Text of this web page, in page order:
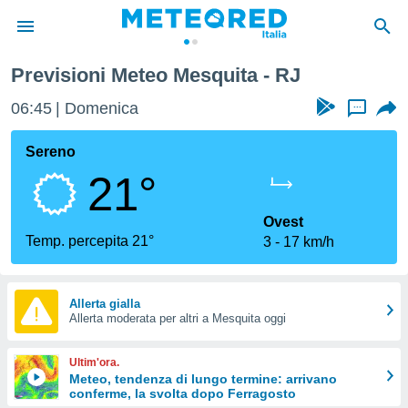
di
per
le
di
Web
le
Previsioni Meteo Mesquita - RJ
06:45 Domenica ...
Sereno
21°
Temp. percepita 21°
Ovest
3
17 km/h
Allerta gialla
Allerta moderata per altri a Mesquita oggi
Ultim'ora.
Meteo, tendenza di lungo termine: arrivano
conferme, la svolta dopo Ferragosto